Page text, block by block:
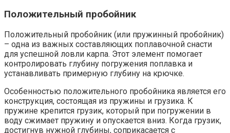
Положительный пробойник
Положительный пробойник (или пружинный пробойник)
– одна из важных составляющих поплавочной снасти
для успешной ловли карпа. Этот элемент помогает
контролировать глубину погружения поплавка и
устанавливать примерную глубину на крючке.
Особенностью положительного пробойника является его
конструкция, состоящая из пружины и грузика. К
пружине крепится грузик, который при погружении в
воду сжимает пружину и опускается вниз. Когда грузик,
достигнув нужной глубины, соприкасается с